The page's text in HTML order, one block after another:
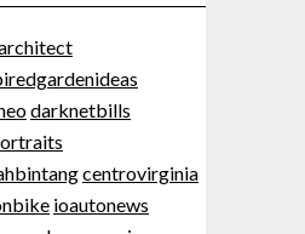
darknetbills
centrovirginia
ioautonews